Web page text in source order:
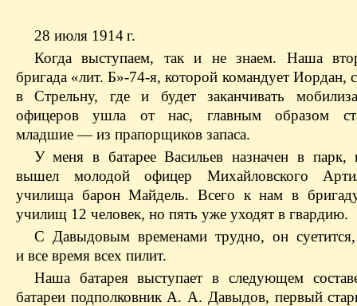
28 июля 1914 г.
Когда выступаем, так и не знаем. Наша
бригада «лит. Б»-74-я, которой командует Иордан,
в Стрельну, где и будет заканчивать
офицеров ушла от нас, главным образом
младшие — из прапорщиков запаса.
У меня в батарее Васильев назначен в парк,
вышел молодой офицер Михайловского
училища барон Майдель. Всего к нам в
училищ 12 человек, но пять уже уходят в гвардию.
С Давыдовым временами трудно, он суетится,
и все время всех пилит.
Наша батарея выступает в следующем
батареи подполковник А. А. Давыдов, первый